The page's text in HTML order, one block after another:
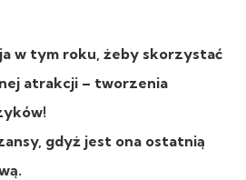
w tym roku, żeby skorzystać
atrakcji – tworzenia
gdyż jest ona ostatnią